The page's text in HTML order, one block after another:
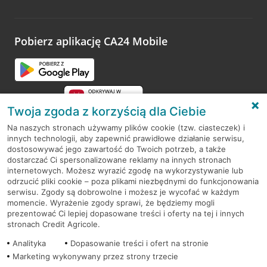
opinie.
Pobierz aplikację CA24 Mobile
RODO
Regulamin serwisu
Mapa serwisu
PolitykaCookies
Twoja zgoda z korzyścią dla Ciebie
Na naszych stronach używamy plików cookie (tzw. ciasteczek) i
innych technologii, aby zapewnić prawidłowe działanie serwisu,
dostosowywać jego zawartość do Twoich potrzeb, a także
dostarczać Ci spersonalizowane reklamy na innych stronach
internetowych. Możesz wyrazić zgodę na wykorzystywanie lub
odrzucić pliki cookie – poza plikami niezbędnymi do funkcjonowania
serwisu. Zgody są dobrowolne i możesz je wycofać w każdym
momencie. Wyrażenie zgody sprawi, że będziemy mogli
prezentować Ci lepiej dopasowane treści i oferty na tej i innych
stronach Credit Agricole.
Analityka
Dopasowanie treści i ofert na stronie
Marketing wykonywany przez strony trzecie